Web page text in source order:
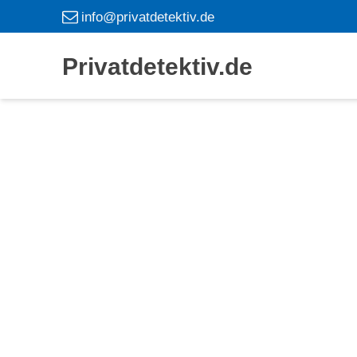
info@privatdetektiv.de
Privatdetektiv.de